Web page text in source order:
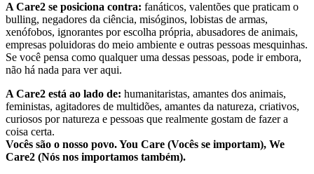
A Care2 se posiciona contra: fanáticos, valentões que praticam o
bulling, negadores da ciência, misóginos, lobistas de armas,
xenófobos, ignorantes por escolha própria, abusadores de animais,
empresas poluidoras do meio ambiente e outras pessoas mesquinhas.
Se você pensa como qualquer uma dessas pessoas, pode ir embora,
não há nada para ver aqui.
A Care2 está ao lado de: humanitaristas, amantes dos animais,
feministas, agitadores de multidões, amantes da natureza, criativos,
curiosos por natureza e pessoas que realmente gostam de fazer a
coisa certa.
Vocês são o nosso povo. You Care (Vocês se importam), We
Care2 (Nós nos importamos também).